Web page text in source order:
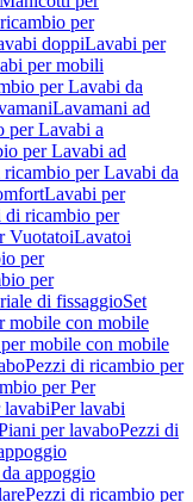
per
doppiLavabi per
per mobili
per Lavabi da
Lavamani ad
per Lavabi a
per Lavabi ad
ricambio per Lavabi da
Lavabi per
di ricambio per
VuotatoiLavatoi
per
per
di fissaggioSet
mobile con mobile
mobile con mobile
Pezzi di ricambio per
per Per
lavabiPer lavabi
per lavaboPezzi di
appoggio
Pezzi di ricambio per